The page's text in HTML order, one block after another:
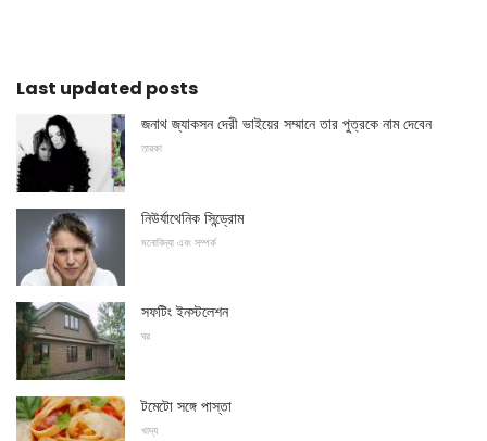
Last updated posts
জনাথ জ্যাকসন দেরী ভাইয়ের সম্মানে তার পুত্রকে নাম দেবেন
তারকা
নিউর্যাথেনিক সিন্ড্রোম
মনোবিদ্যা এবং সম্পর্ক
সফটিং ইনস্টলেশন
ঘর
টমেটো সঙ্গে পাস্তা
খাদ্য